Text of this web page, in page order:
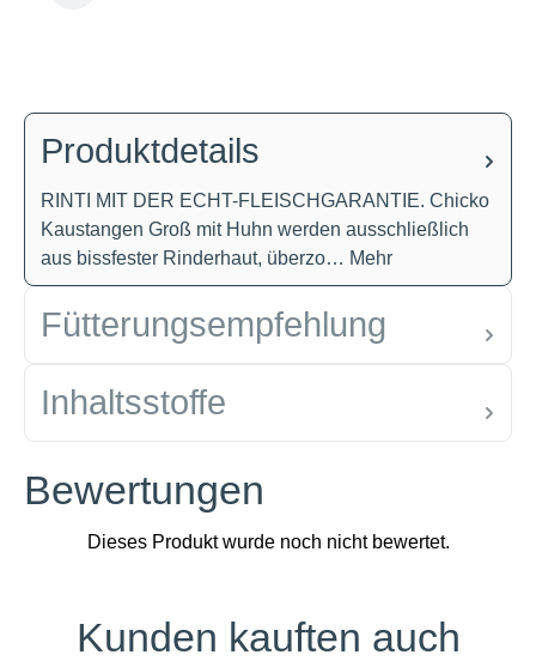
Produktdetails
RINTI MIT DER ECHT-FLEISCHGARANTIE. Chicko
Kaustangen Groß mit Huhn werden ausschließlich
aus bissfester Rinderhaut, überzo… Mehr
Fütterungsempfehlung
Inhaltsstoffe
Bewertungen
Produktgalerie überspringen
Kunden kauften auch